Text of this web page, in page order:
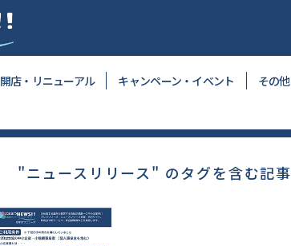
開店・リニューアル キャンペーン・イベント その他
"ニュースリリース" のタグを含む記事